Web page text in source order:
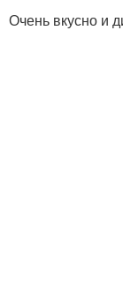
Очень вкусно и